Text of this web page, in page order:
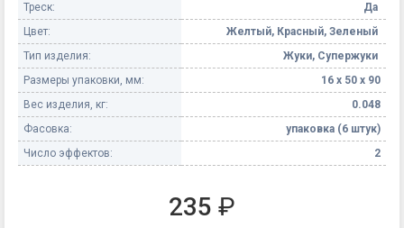
Треск:
Да
Цвет:
Желтый, Красный, Зеленый
Тип изделия:
Жуки, Супержуки
Размеры упаковки, мм:
16 х 50 х 90
Вес изделия, кг:
0.048
Фасовка:
упаковка (6 штук)
Число эффектов:
2
235 ₽